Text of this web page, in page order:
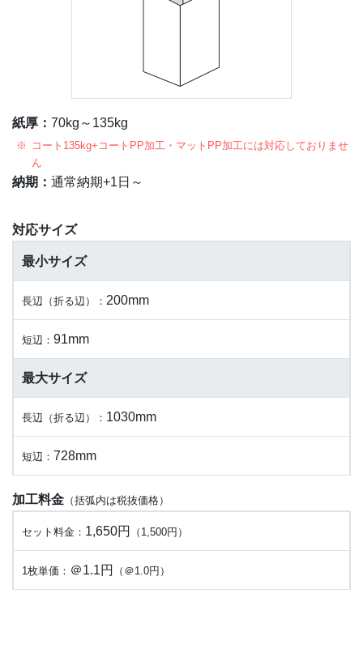
紙厚： 70kg～135kg
コート135kg+コートPP加工・マットPP加工には対応しておりませ
ん
納期： 通常納期+1日～
対応サイズ
最小サイズ
長辺（折る辺）： 200mm
短辺： 91mm
最大サイズ
長辺（折る辺）： 1030mm
短辺： 728mm
加工料金 （括弧内は税抜価格）
セット料金： 1,650円 （1,500円）
1枚単価： ＠1.1円 （＠1.0円）